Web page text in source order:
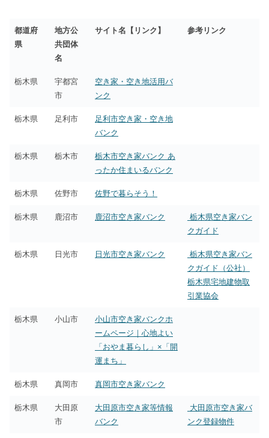
都道府
県
地方公
共団体
名
サイト名【リンク】 参考リンク
栃木県
宇都宮
市
空き家・空き地活用バ
ンク
栃木県 足利市
足利市空き家・空き地
バンク
栃木県 栃木市
栃木市空き家バンク あ
ったか住まいるバンク
栃木県 佐野市 佐野で暮らそう！
栃木県 鹿沼市 鹿沼市空き家バンク
栃木県空き家バン
クガイド
栃木県 日光市 日光市空き家バンク
栃木県空き家バン
クガイド（公社）
栃木県宅地建物取
引業協会
栃木県 小山市
小山市空き家バンクホ
ームページ｜心地よい
「おやま暮らし」×「開
運まち」
栃木県 真岡市 真岡市空き家バンク
栃木県
大田原
市
大田原市空き家等情報
バンク
大田原市空き家バ
ンク登録物件